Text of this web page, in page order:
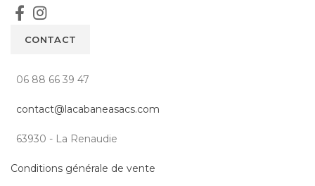
CONTACT
06 88 66 39 47
contact@lacabaneasacs.com
63930 - La Renaudie
Conditions générale de vente